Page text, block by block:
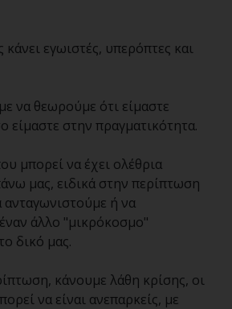
εγωιστές, υπερόπτες και
να θεωρούμε ότι είμαστε
είμαστε στην πραγματικότητα.
μπορεί να έχει ολέθρια
μας, ειδικά στην περίπτωση
ή να
άλλο "μικρόκοσμο"
δικό μας.
κάνουμε λάθη κρίσης, οι
να είναι ανεπαρκείς, με